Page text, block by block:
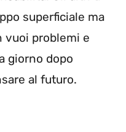
superficiale ma
vuoi problemi e
giorno dopo
al futuro.